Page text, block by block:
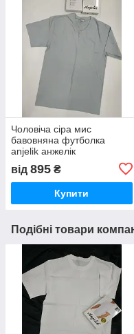
Чоловіча сіра мис
бавовняна футболка
anjelik анжелік
від 895 ₴
Купити
Подібні товари